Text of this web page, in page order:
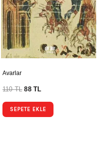
Avarlar
110TL 88TL
SEPETE EKLE